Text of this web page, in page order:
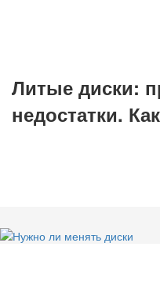
Литые диски:
недостатки.